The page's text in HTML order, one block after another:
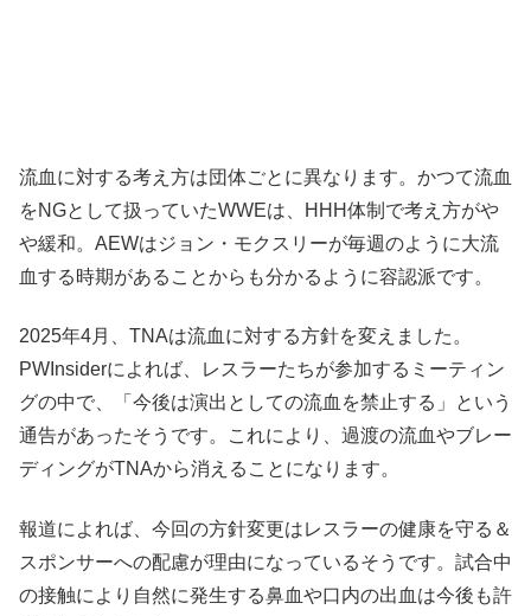
流血に対する考え方は団体ごとに異なります。かつて流血
をNGとして扱っていたWWEは、HHH体制で考え方がや
や緩和。AEWはジョン・モクスリーが毎週のように大流
血する時期があることからも分かるように容認派です。
2025年4月、TNAは流血に対する方針を変えました。
PWInsiderによれば、レスラーたちが参加するミーティン
グの中で、「今後は演出としての流血を禁止する」という
通告があったそうです。これにより、過渡の流血やブレー
ディングがTNAから消えることになります。
報道によれば、今回の方針変更はレスラーの健康を守る＆
スポンサーへの配慮が理由になっているそうです。試合中
の接触により自然に発生する鼻血や口内の出血は今後も許